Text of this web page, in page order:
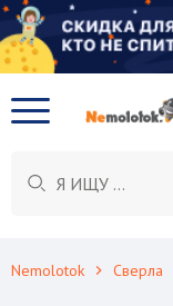
Nemolotok Сверла